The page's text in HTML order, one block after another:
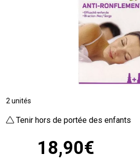
2 unités
Tenir hors de portée des enfants
18,90€